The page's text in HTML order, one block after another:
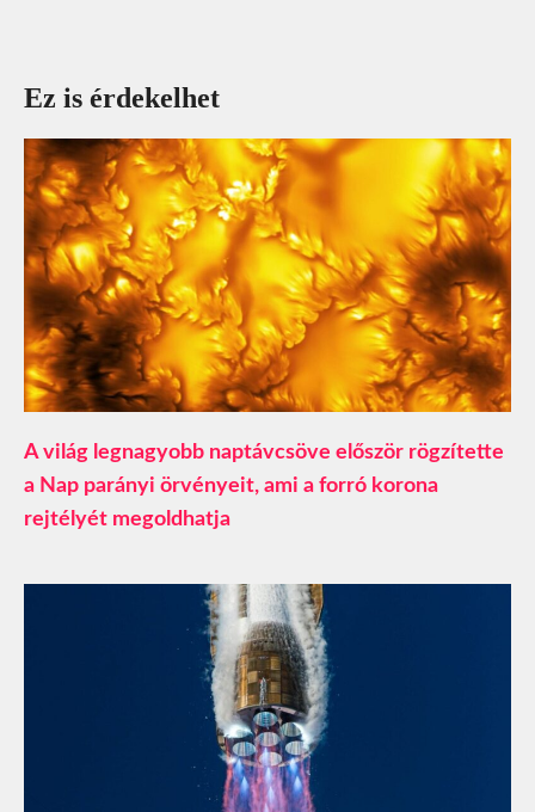
Ez is érdekelhet
A világ legnagyobb naptávcsöve először rögzítette
a Nap parányi örvényeit, ami a forró korona
rejtélyét megoldhatja